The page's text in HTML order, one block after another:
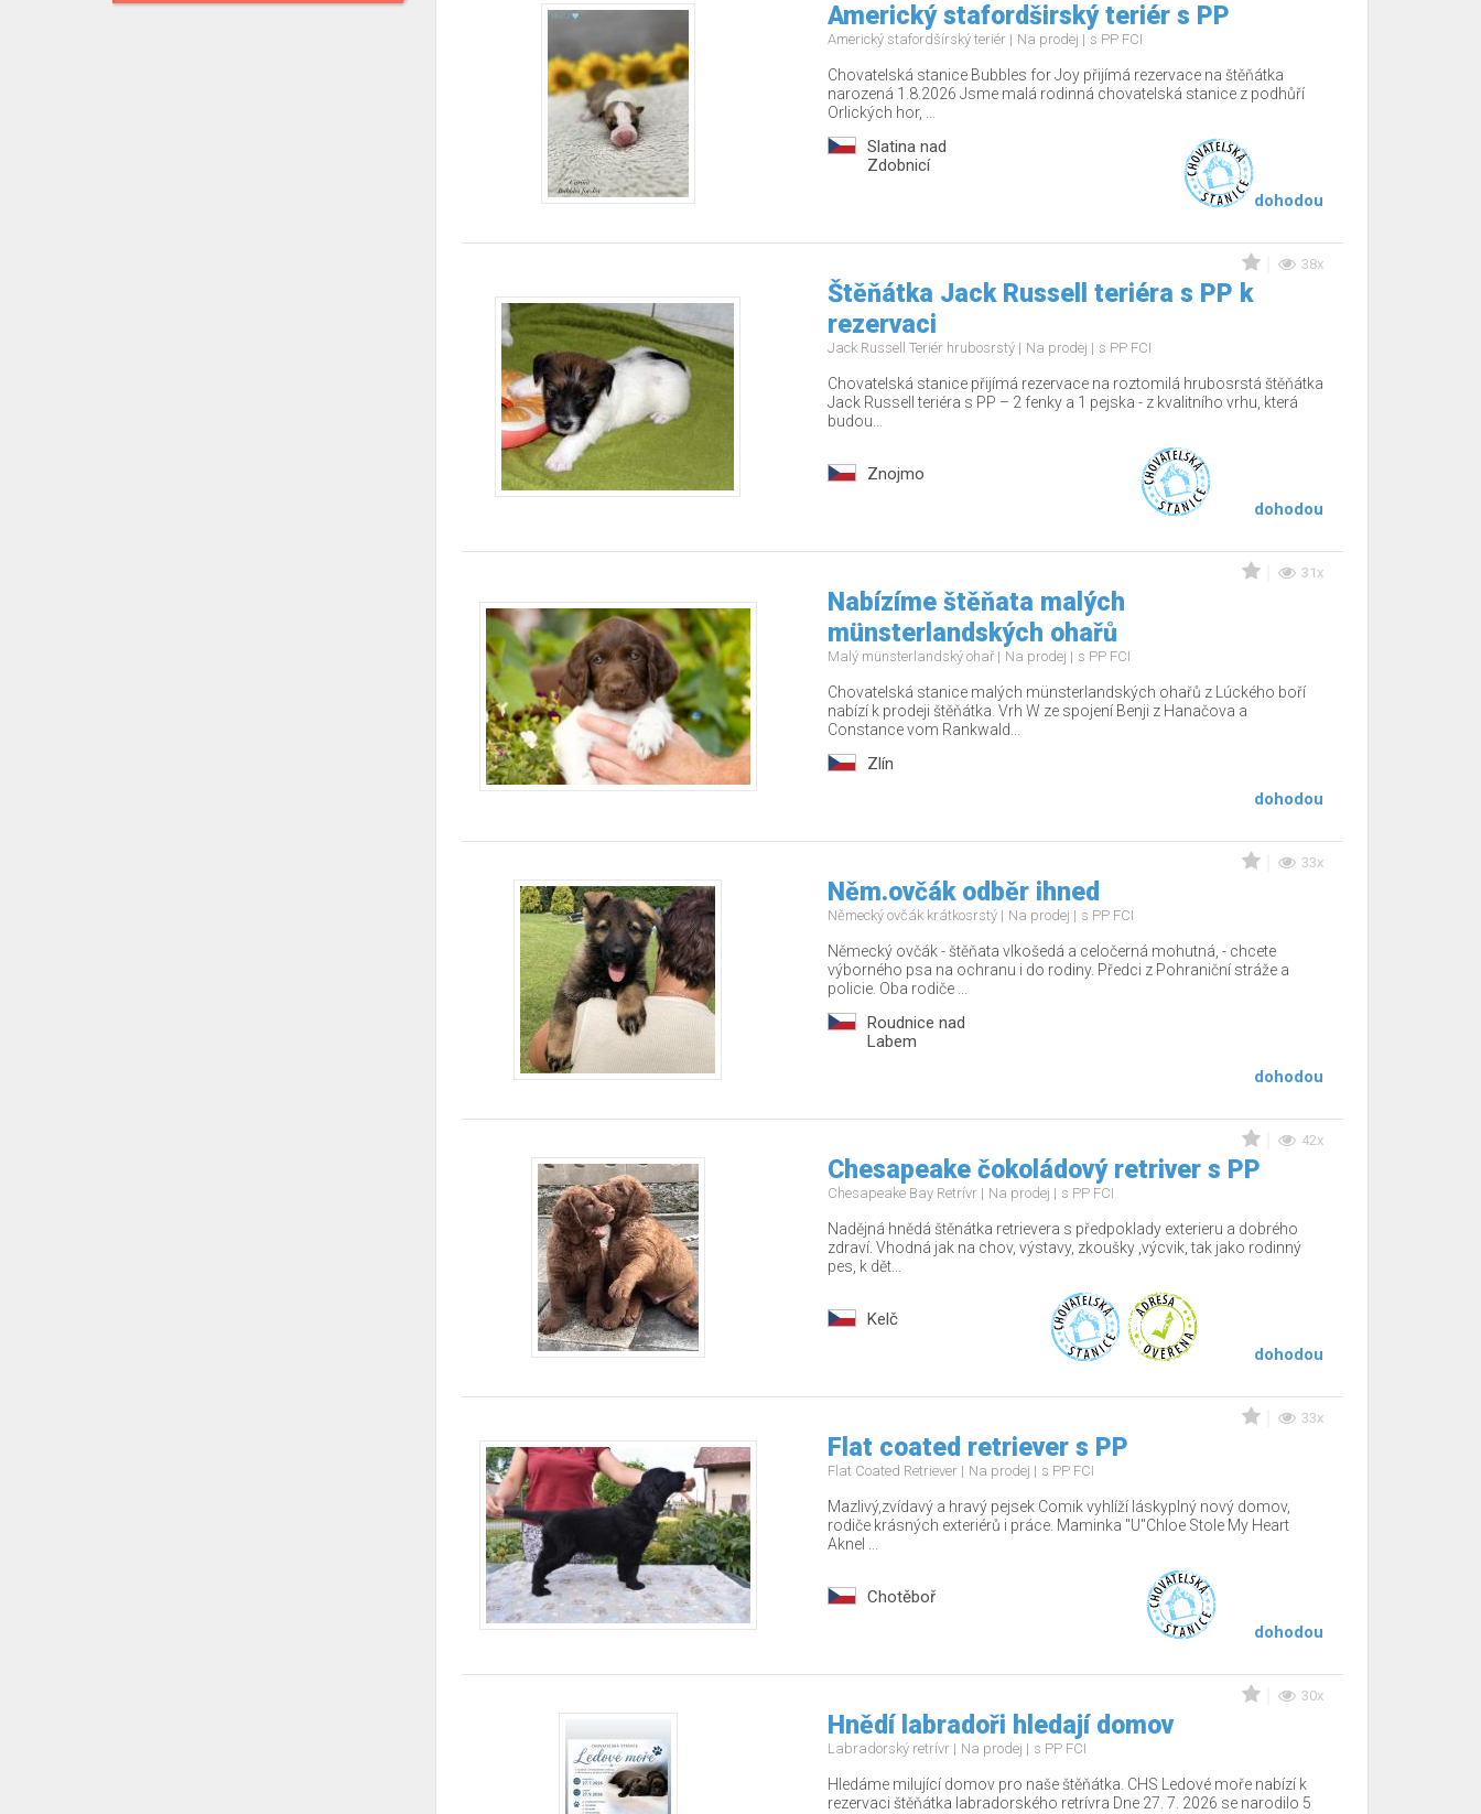
Americký stafordširský teriér s PP
Americký stafordšírský teriér Na prodej s PP FCI
Chovatelská stanice Bubbles for Joy přijímá rezervace na štěňátka
narozená 1.8.2026 Jsme malá rodinná chovatelská stanice z podhůří
Orlických hor, ...
Slatina nad
Zdobnicí
dohodou
38x
Štěňátka Jack Russell teriéra s PP k
rezervaci
Jack Russell Teriér hrubosrstý Na prodej s PP FCI
Chovatelská stanice přijímá rezervace na roztomilá hrubosrstá štěňátka
Jack Russell teriéra s PP – 2 fenky a 1 pejska - z kvalitního vrhu, která
budou...
Znojmo
dohodou
31x
Nabízíme štěňata malých
münsterlandských ohařů
Malý münsterlandský ohař Na prodej s PP FCI
Chovatelská stanice malých münsterlandských ohařů z Lúckého boří
nabízí k prodeji štěňátka. Vrh W ze spojení Benji z Hanačova a
Constance vom Rankwald...
Zlín
dohodou
33x
Něm.ovčák odběr ihned
Německý ovčák krátkosrstý Na prodej s PP FCI
Německý ovčák - štěňata vlkošedá a celočerná mohutná, - chcete
výborného psa na ochranu i do rodiny. Předci z Pohraniční stráže a
policie. Oba rodiče ...
Roudnice nad
Labem
dohodou
42x
Chesapeake čokoládový retriver s PP
Chesapeake Bay Retrívr Na prodej s PP FCI
Nadějná hnědá štěnátka retrievera s předpoklady exterieru a dobrého
zdraví. Vhodná jak na chov, výstavy, zkoušky ,výcvik, tak jako rodinný
pes, k dět...
Kelč
dohodou
33x
Flat coated retriever s PP
Flat Coated Retriever Na prodej s PP FCI
Mazlivý,zvídavý a hravý pejsek Comik vyhlíží láskyplný nový domov,
rodiče krásných exteriérů i práce. Maminka "U"Chloe Stole My Heart
Aknel ...
Chotěboř
dohodou
30x
Hnědí labradoři hledají domov
Labradorský retrívr Na prodej s PP FCI
Hledáme milující domov pro naše štěňátka. CHS Ledové moře nabízí k
rezervaci štěňátka labradorského retrívra Dne 27. 7. 2026 se narodilo 5